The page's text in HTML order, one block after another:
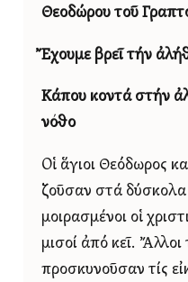
Θεοδώρου τοῦ
Ἔχουμε βρεῖ τήν
Κάπου κοντά στήν
νόθο
Οἱ ἅγιοι Θεόδωρος
ζοῦσαν στά δύσκολα
μοιρασμένοι οἱ
μισοί ἀπό κεῖ. Ἄλλοι
προσκυνοῦσαν τίς